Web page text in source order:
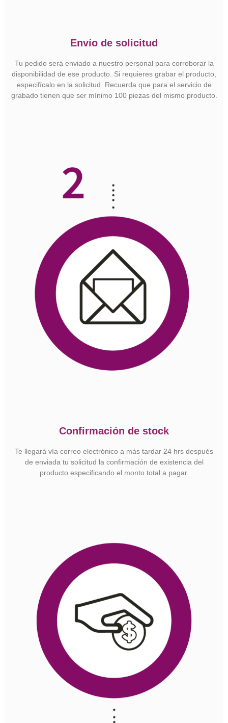
Envío de solicitud
Tu pedido será enviado a nuestro personal para corroborar la
disponibilidad de ese producto. Si requieres grabar el producto,
especifícalo en la solicitud. Recuerda que para el servicio de
grabado tienen que ser mínimo 100 piezas del mismo producto.
Confirmación de stock
Te llegará vía correo electrónico a más tardar 24 hrs después
de enviada tu solicitud la confirmación de existencia del
producto especificando el monto total a pagar.